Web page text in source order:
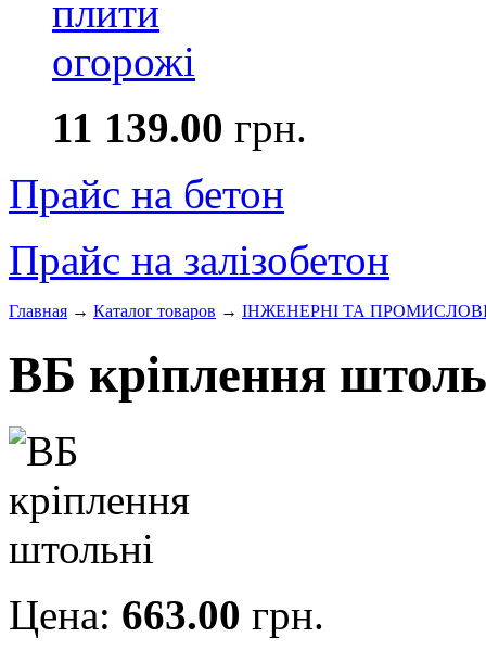
11 139.00 грн.
Прайс на бетон
Прайс на залізобетон
Главная → Каталог товаров → ІНЖЕНЕРНІ ТА
ВБ кріплення
Цена: 663.00 грн.